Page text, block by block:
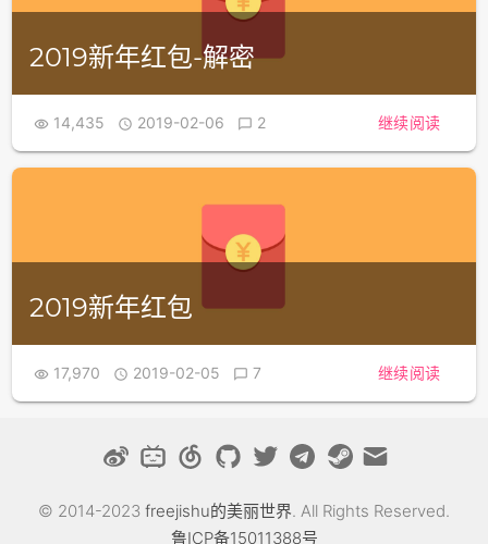
2019新年红包-解密
 14,435  2019-02-06  2 继续阅读
2019新年红包
 17,970  2019-02-05  7 继续阅读
© 2014-2023 freejishu的美丽世界 . All Rights Reserved.
鲁ICP备15011388号